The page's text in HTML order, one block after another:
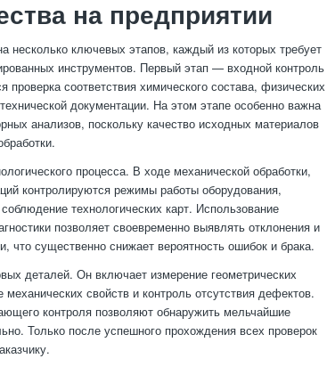
на предприятии
несколько ключевых этапов, каждый из которых требует
инструментов. Первый этап — входной контроль
соответствия химического состава, физических
документации. На этом этапе особенно важна
анализов, поскольку качество исходных материалов
процесса. В ходе механической обработки,
контролируются режимы работы оборудования,
технологических карт. Использование
позволяет своевременно выявлять отклонения и
что существенно снижает вероятность ошибок и брака.
деталей. Он включает измерение геометрических
свойств и контроль отсутствия дефектов.
контроля позволяют обнаружить мельчайшие
Только после успешного прохождения всех проверок